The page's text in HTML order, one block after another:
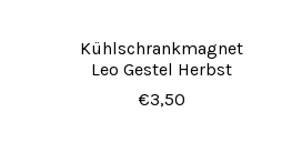
Kühlschrankmagnet
Leo Gestel Herbst
€3,50